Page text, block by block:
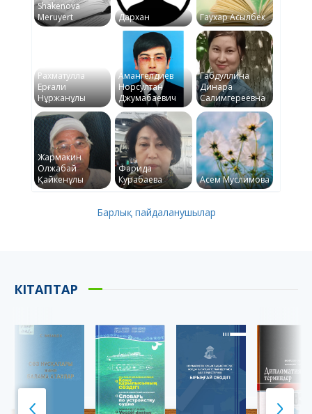
Shakenova
Meruyert
Дархан Гаухар Асылбек
Рахматулла
Ерғали
Нұржанұлы
Амангелдиев
Норсултан
Джумабаевич
Габдуллина
Динара
Салимгереевна
Жармакин
Олжабай
Қайкенұлы
Фарида
Курабаева
Асем Муслимова
Барлық пайдаланушылар
КІТАПТАР